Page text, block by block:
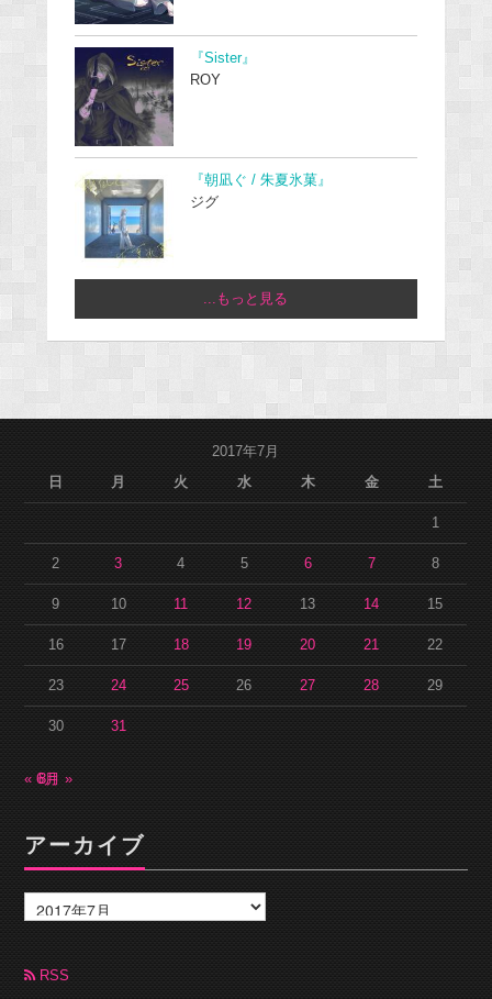
『Sister』
ROY
『朝凪ぐ / 朱夏氷菓』
ジグ
...もっと見る
2017年7月
日
月 火 水 木 金 土
1
2 3 4 5 6 7 8
9 10 11 12 13 14 15
16 17 18 19 20 21 22
23 24 25 26 27 28 29
30 31
« 6月8月 »
アーカイブ
ー
カ
ブ RSS